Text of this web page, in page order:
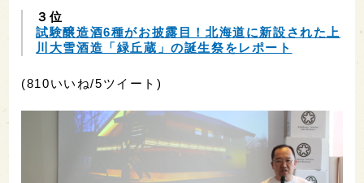
３位
試験醸造酒6種がお披露目！北海道に新設された上
川大雪酒造「緑丘蔵」の誕生祭をレポート
(810いいね/5ツイート)